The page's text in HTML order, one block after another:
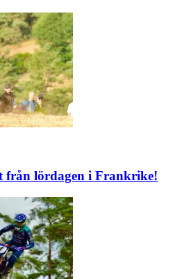
från lördagen i Frankrike!